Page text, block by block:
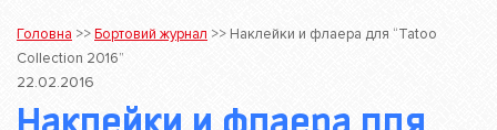
Головна >>Бортовий журнал >> Наклейки и флаера для “Tatoo
Collection 2016”
22.02.2016